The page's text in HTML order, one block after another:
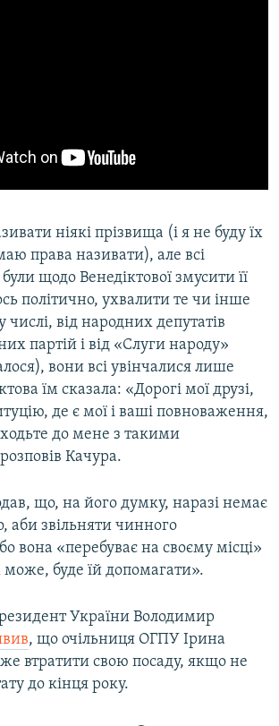
ніякі прізвища (і я не буду їх
права називати), але всі
щодо Венедіктової змусити її
політично, ухвалити те чи інше
від народних депутатів
партій і від «Слуги народу»
вони всі увінчалися лише
їм сказала: «Дорогі мої друзі,
де є мої і ваші повноваження,
до мене з такими
Качура.
що, на його думку, наразі немає
аби звільняти чинного
вона «перебуває на своєму місці»
може, буде їй допомагати».
України Володимир
, що очільниця ОГПУ Ірина
втратити свою посаду, якщо не
до кінця року.